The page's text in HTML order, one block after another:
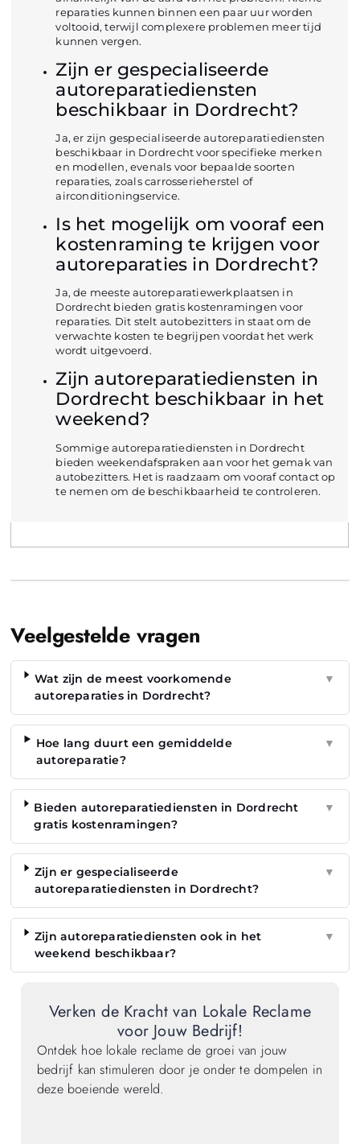
reparaties kunnen binnen een paar uur worden
voltooid, terwijl complexere problemen meer tijd
kunnen vergen.
Zijn er gespecialiseerde
autoreparatiediensten
beschikbaar in Dordrecht?
Ja, er zijn gespecialiseerde autoreparatiediensten
beschikbaar in Dordrecht voor specifieke merken
en modellen, evenals voor bepaalde soorten
reparaties, zoals carrosserieherstel of
airconditioningservice.
Is het mogelijk om vooraf een
kostenraming te krijgen voor
autoreparaties in Dordrecht?
Ja, de meeste autoreparatiewerkplaatsen in
Dordrecht bieden gratis kostenramingen voor
reparaties. Dit stelt autobezitters in staat om de
verwachte kosten te begrijpen voordat het werk
wordt uitgevoerd.
Zijn autoreparatiediensten in
Dordrecht beschikbaar in het
weekend?
Sommige autoreparatiediensten in Dordrecht
bieden weekendafspraken aan voor het gemak van
autobezitters. Het is raadzaam om vooraf contact op
te nemen om de beschikbaarheid te controleren.
Veelgestelde vragen
Wat zijn de meest voorkomende
autoreparaties in Dordrecht?
▼
Hoe lang duurt een gemiddelde
autoreparatie?
▼
Bieden autoreparatiediensten in Dordrecht
gratis kostenramingen?
▼
Zijn er gespecialiseerde
autoreparatiediensten in Dordrecht?
▼
Zijn autoreparatiediensten ook in het
weekend beschikbaar?
▼
Verken de Kracht van Lokale Reclame
voor Jouw Bedrijf!
Ontdek hoe lokale reclame de groei van jouw
bedrijf kan stimuleren door je onder te dompelen in
deze boeiende wereld.